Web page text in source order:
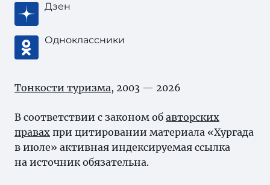
Дзен
Одноклассники
Тонкости туризма, 2003 — 2026
В соответствии с законом об авторских
правах при цитировании материала «Хургада
в июле» активная индексируемая ссылка
на источник обязательна.